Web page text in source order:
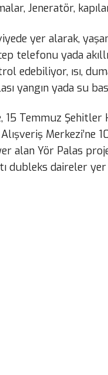
Jeneratör,
yer alarak,
telefonu yada akıllı
edebiliyor, ısı,
yangın yada su
15 Temmuz
Merkezi’ne
alan Yör Palas
dubleks daireler yer